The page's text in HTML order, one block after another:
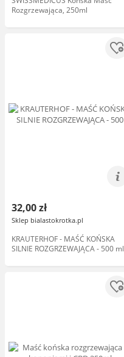
Rozgrzewająca, 250ml
32,00 zł
Sklep bialastokrotka.pl
KRAUTERHOF - MAŚĆ KOŃSKA
SILNIE ROZGRZEWAJĄCA - 500 ml